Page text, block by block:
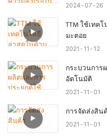
2024 07 26
TTM ใช้เทค
มะตอย
2021 11 12
กระบวนการ
อัตโนมัติ
2021 11 01
การจัดส่งสิน
2021 11 01